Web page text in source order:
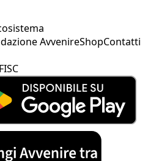
AvvenireShopContatti
FISC